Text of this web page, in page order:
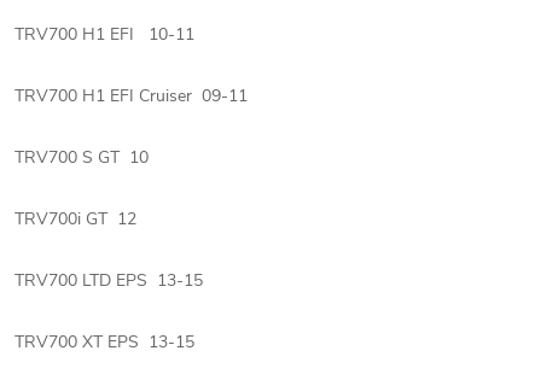
TRV700 H1 EFI 10-11
TRV700 H1 EFI Cruiser 09-11
TRV700 S GT 10
TRV700i GT 12
TRV700 LTD EPS 13-15
TRV700 XT EPS 13-15